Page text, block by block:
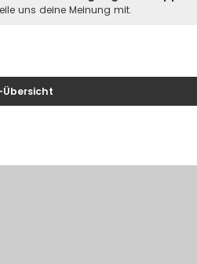
uns deine Meinung mit.
Übersicht